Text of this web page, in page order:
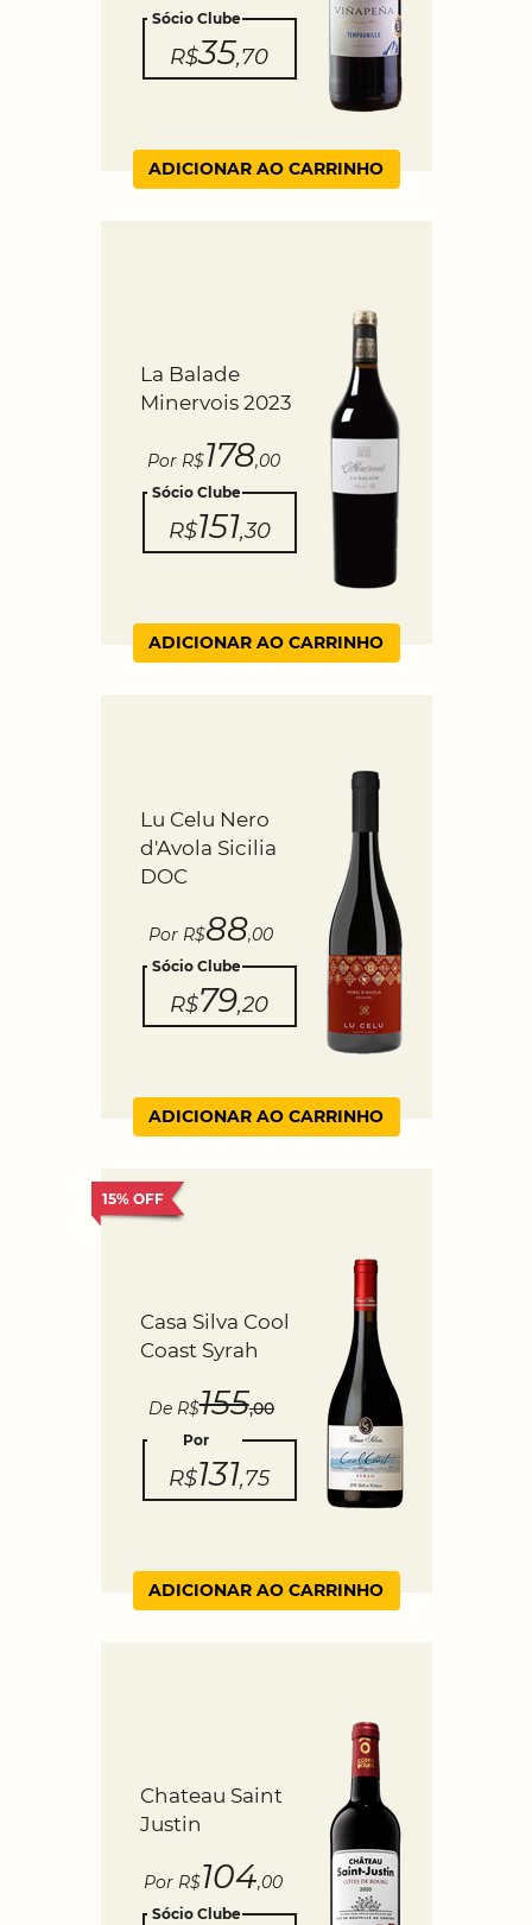
Sócio Clube
R$35,70
ADICIONAR AO CARRINHO
La Balade
Minervois 2023
Por R$178,00
Sócio Clube
R$151,30
ADICIONAR AO CARRINHO
Lu Celu Nero
d'Avola Sicilia
DOC
Por R$88,00
Sócio Clube
R$79,20
ADICIONAR AO CARRINHO
Casa Silva Cool
Coast Syrah
15% OFF
De R$155,00
Por
R$131,75
ADICIONAR AO CARRINHO
Chateau Saint
Justin
Por R$104,00
Sócio Clube